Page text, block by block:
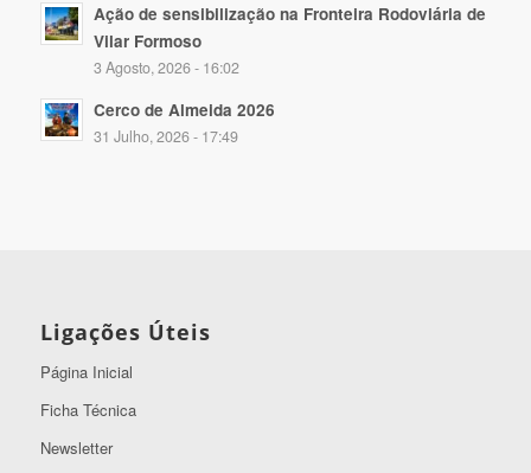
Ação de sensibilização na Fronteira Rodoviária de
Vilar Formoso
3 Agosto, 2026 - 16:02
Cerco de Almeida 2026
31 Julho, 2026 - 17:49
Ligações Úteis
Página Inicial
Ficha Técnica
Newsletter